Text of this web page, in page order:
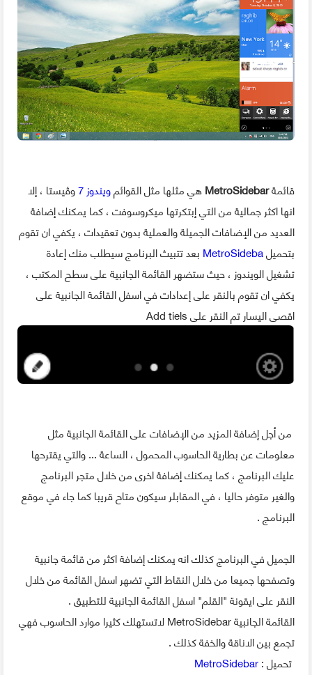
قائمةMetroSidebarهي مثلها مثل القوائمويندوز 7 وڤيستا ، إلا
انها اكثر جمالية من التي إبتكرتها ميكروسوفت ، كما يمكنك إضافة
العديد من الإضافات الجميلة والعملية بدون تعقيدات ، يكفي ان تقوم
بتحميلMetroSideba
بعد تتبيث البرنامج سيطلب منك إعادة
تشغيل الويندوز ، حيث ستضهر القائمة الجانبية على سطح المكتب ،
يكفي ان تقوم بالنقر على إعدادات في اسفل القائمة الجانبية على
اقصى اليسار تم النقر على Add tiels
من أجل إضافة المزيد من الإضافات على القائمة الجانبية مثل
معلومات عن بطارية الحاسوب المحمول ، الساعة ... والتي يقترحها
عليك البرنامج ، كما يمكنك إضافة اخرى من خلال متجر البرنامج
والغير متوفر حاليا ، في المقابلر سيكون متاح قريبا كما جاء في موقع
البرنامج .
الجميل في البرنامج كذلك انه يمكنك إضافة اكثر من قائمة جانبية
وتصفحها جميعا من خلال النقاط التي تضهر اسفل القائمة من خلال
النقر على ايقونة "القلم" اسفل القائمة الجانبية للتطبيق .
القائمة الجانبية MetroSidebar لاتستهلك كثيرا موارد الحاسوب فهي
تجمع بين الاناقة والخفة كذلك .
تحميل :MetroSidebar